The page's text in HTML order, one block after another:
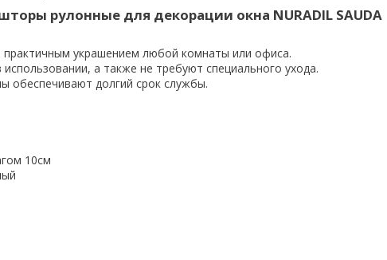
рулонные для декорации окна NURADIL SAUDA
украшением любой комнаты или офиса.
а также не требуют специального ухода.
обеспечивают долгий срок службы.
10см